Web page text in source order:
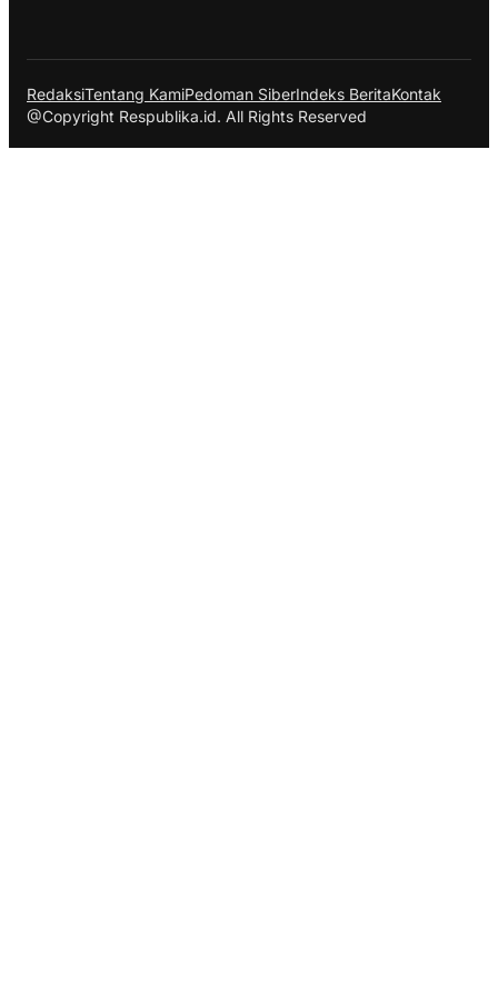
RedaksiTentang KamiPedoman SiberIndeks BeritaKontak
@Copyright Respublika.id. All Rights Reserved